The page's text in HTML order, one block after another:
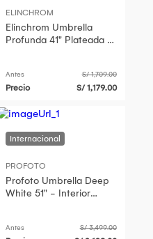
ELINCHROM
Elinchrom Umbrella
Profunda 41" Plateada -
Antes S/ 1,709.00
Precio S/ 1,179.00
PROFOTO
Profoto Umbrella Deep
White 51" - Interior
Antes S/ 3,499.00